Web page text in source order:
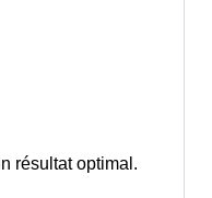
résultat optimal.